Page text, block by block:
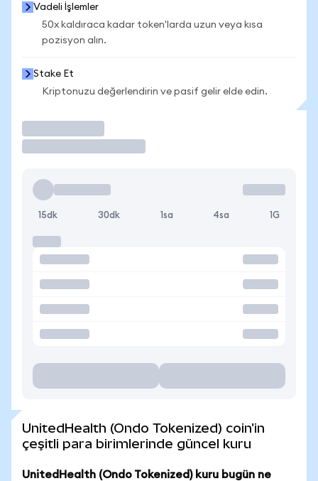
Vadeli İşlemler
50x kaldıraca kadar token'larda uzun veya kısa
pozisyon alın.
Stake Et
Kriptonuzu değerlendirin ve pasif gelir elde edin.
15dk 30dk 1sa 4sa 1G
UnitedHealth (Ondo Tokenized) coin'in
çeşitli para birimlerinde güncel kuru
UnitedHealth (Ondo Tokenized) kuru bugün ne